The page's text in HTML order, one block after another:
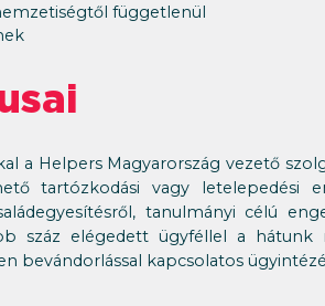
függetlenül
a Helpers Magyarország vezető
tartózkodási vagy letelepedési
tanulmányi célú
száz elégedett ügyféllel a hátunk
bevándorlással kapcsolatos